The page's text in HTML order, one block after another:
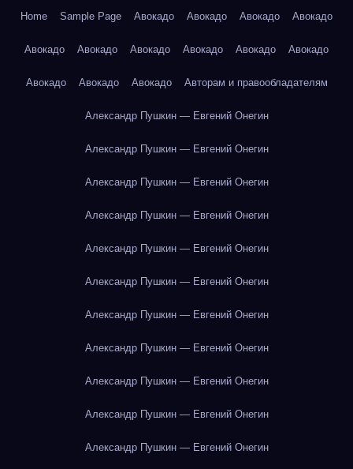
Home Sample Page Авокадо Авокадо Авокадо Авокадо
Авокадо Авокадо Авокадо Авокадо Авокадо Авокадо
Авокадо Авокадо Авокадо Авторам и правообладателям
Александр Пушкин — Евгений Онегин
Александр Пушкин — Евгений Онегин
Александр Пушкин — Евгений Онегин
Александр Пушкин — Евгений Онегин
Александр Пушкин — Евгений Онегин
Александр Пушкин — Евгений Онегин
Александр Пушкин — Евгений Онегин
Александр Пушкин — Евгений Онегин
Александр Пушкин — Евгений Онегин
Александр Пушкин — Евгений Онегин
Александр Пушкин — Евгений Онегин